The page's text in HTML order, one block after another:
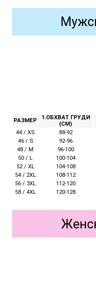
РАЗМЕР
1.ОБХВАТ ГРУДИ
(СМ)
44 / XS
88-92
46 / S
92-96
48 / M
96-100
50 / L
100-104
52 / XL
104-108
54 / 2XL
108-112
56 / 3XL
112-120
58 / 4XL
120-128